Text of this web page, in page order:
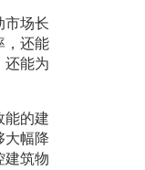
市场长
，还能
还能为
能的建
大幅降
建筑物